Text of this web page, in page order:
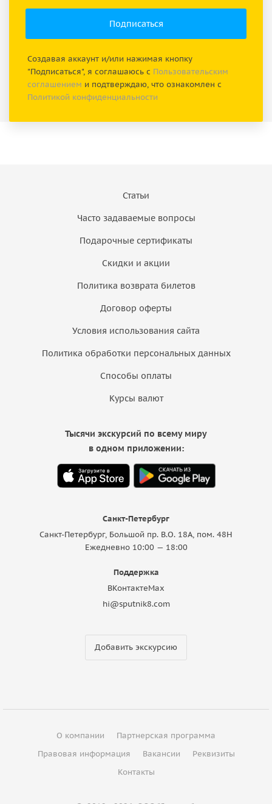
Создавая аккаунт и/или нажимая кнопку
"Подписаться", я соглашаюсь с Пользовательским
соглашением и подтверждаю, что ознакомлен с
Политикой конфиденциальности
Статьи
Часто задаваемые вопросы
Подарочные сертификаты
Скидки и акции
Политика возврата билетов
Договор оферты
Условия использования сайта
Политика обработки персональных данных
Способы оплаты
Курсы валют
Санкт-Петербург
Санкт-Петербург, Большой пр. В.О. 18A, пом. 48Н
Ежедневно 10:00 — 18:00
Поддержка
ВКонтактеMax
hi@sputnik8.com
Добавить экскурсию
Тысячи экскурсий по всему миру
в одном приложении:
О компании
Партнерская программа
Правовая информация
Вакансии
Реквизиты
Контакты